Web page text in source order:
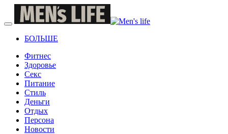
БОЛЬШЕ
Фитнес
Здоровье
Секс
Питание
Стиль
Деньги
Отдых
Персона
Новости